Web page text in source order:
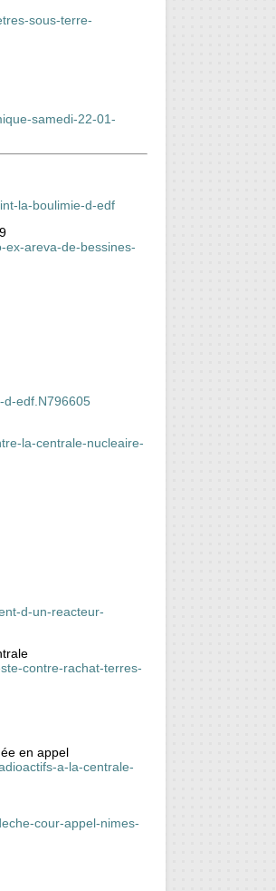
sous-terre-
samedi-22-01-
la-boulimie-d-edf
ex-areva-de-bessines-
d-edf.N796605
la-centrale-nucleaire-
d-un-reacteur-
contre-rachat-terres-
en appel
a-la-centrale-
cour-appel-nimes-